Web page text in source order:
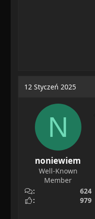
12 Styczeń 2025
N
noniewiem
Well-Known
Member
624
979